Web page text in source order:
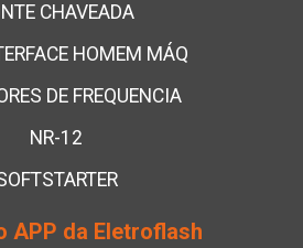
CHAVEADA
HOMEM MÁQ
DE FREQUENCIA
NR-12
APP da Eletroflash